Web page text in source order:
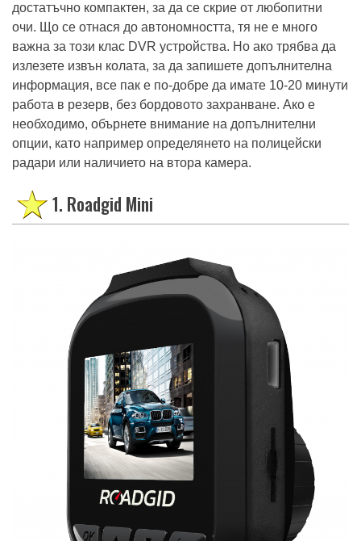
достатъчно компактен, за да се скрие от любопитни
очи. Що се отнася до автономността, тя не е много
важна за този клас DVR устройства. Но ако трябва да
излезете извън колата, за да запишете допълнителна
информация, все пак е по-добре да имате 10-20 минути
работа в резерв, без бордовото захранване. Ако е
необходимо, обърнете внимание на допълнителни
опции, като например определянето на полицейски
радари или наличието на втора камера.
1. Roadgid Mini